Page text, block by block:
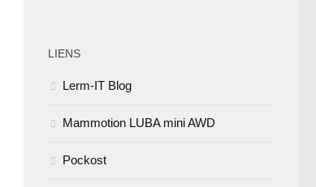
LIENS
Lerm-IT Blog
Mammotion LUBA mini AWD
Pockost